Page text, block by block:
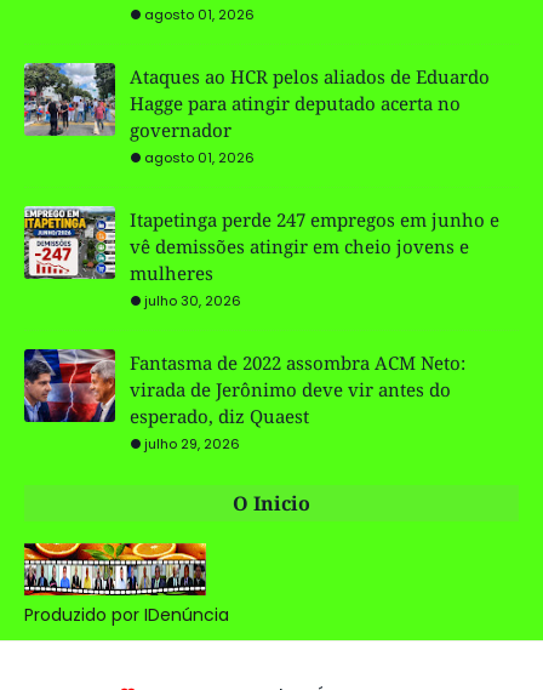
agosto 01, 2026
Ataques ao HCR pelos aliados de Eduardo
Hagge para atingir deputado acerta no
governador
agosto 01, 2026
Itapetinga perde 247 empregos em junho e
vê demissões atingir em cheio jovens e
mulheres
julho 30, 2026
Fantasma de 2022 assombra ACM Neto:
virada de Jerônimo deve vir antes do
esperado, diz Quaest
julho 29, 2026
O Inicio
Produzido por IDenúncia